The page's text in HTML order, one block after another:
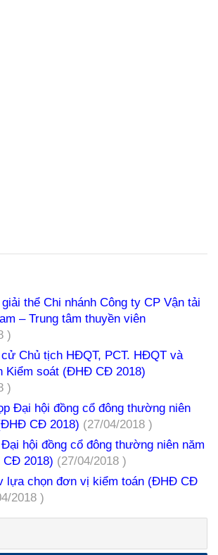
thể Chi nhánh Công ty CP Vận tải
– Trung tâm thuyền viên
)
cử Chủ tịch HĐQT, PCT. HĐQT và
Kiểm soát (ĐHĐ CĐ 2018)
)
Đại hội đồng cổ đông thường niên
CĐ 2018) (27/04/2018 )
hội đồng cổ đông thường niên năm
2018) (27/04/2018 )
lựa chọn đơn vị kiểm toán (ĐHĐ CĐ
2018 )